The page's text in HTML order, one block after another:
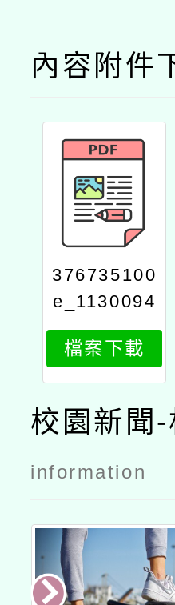
內容附件
376735100
e_1130094
238_attach
1
檔案下載
校園新聞
information